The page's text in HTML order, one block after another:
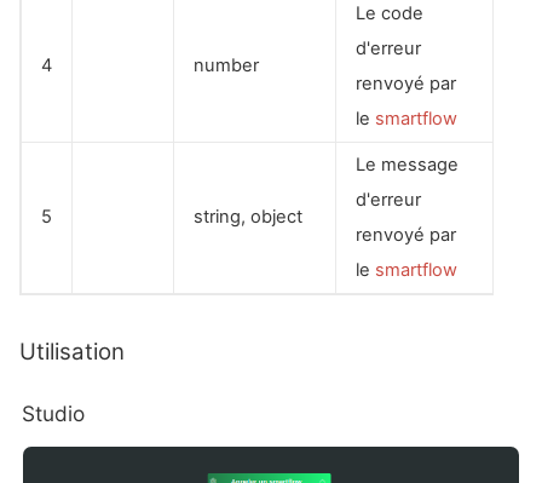
4 number
Le code
d'erreur
renvoyé par
le smartflow
5 string, object
Le message
d'erreur
renvoyé par
le smartflow
Utilisation
Studio